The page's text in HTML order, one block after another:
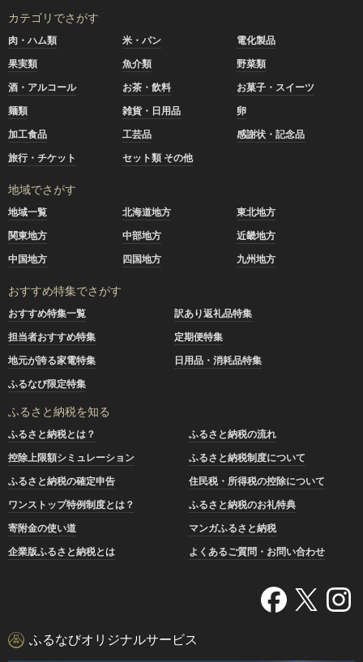
カテゴリでさがす
肉・ハム類 米・パン
電化製品
果実類
魚介類
野菜類
酒・アルコール
お茶・飲料
お菓子・スイーツ
麺類
雑貨・日用品
卵
加工食品
工芸品
感謝状・記念品
旅行・チケット
セット類 その他
地域でさがす
地域一覧 北海道地方
東北地方
関東地方
中部地方
近畿地方
中国地方
四国地方 九州地方
おすすめ特集でさがす
おすすめ特集一覧
訳あり返礼品特集
担当者おすすめ特集
定期便特集
地元が誇る家電特集
日用品・消耗品特集
ふるなび限定特集
ふるさと納税を知る
ふるさと納税とは？
ふるさと納税の流れ
控除上限額シミュレーション
ふるさと納税制度について
ふるさと納税の確定申告
住民税・所得税の控除について
ワンストップ特例制度とは？
ふるさと納税のお礼特典
寄附金の使い道
マンガふるさと納税
企業版ふるさと納税とは
よくあるご質問・お問い合わせ
ふるなびオリジナルサービス